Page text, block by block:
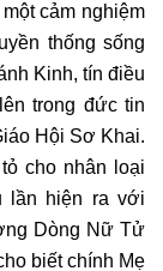
cảm nghiệm
thống sống
Kinh, tín điều
trong đức tin
Hội Sơ Khai.
cho nhân loại
lần hiện ra với
Dòng Nữ Tử
biết chính Mẹ